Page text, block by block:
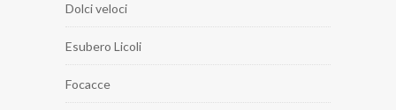
Dolci veloci
Esubero Licoli
Focacce